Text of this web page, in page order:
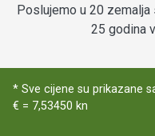
Poslujemo u 20
25 godina
* Sve cijene su prikazane
€ = 7,53450 kn